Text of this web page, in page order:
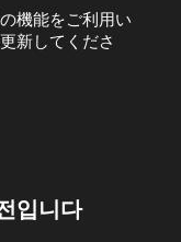
機能をご利用い
新してくださ
입니다